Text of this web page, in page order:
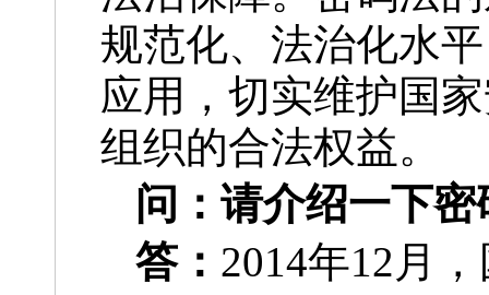
规范化、法治化水
应用，切实维护国
组织的合法权益。
问： 请介绍一下
答： 2014年12月